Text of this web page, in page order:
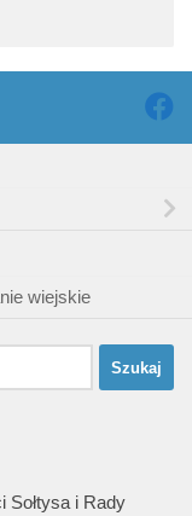
wiejskie
Sołtysa i Rady